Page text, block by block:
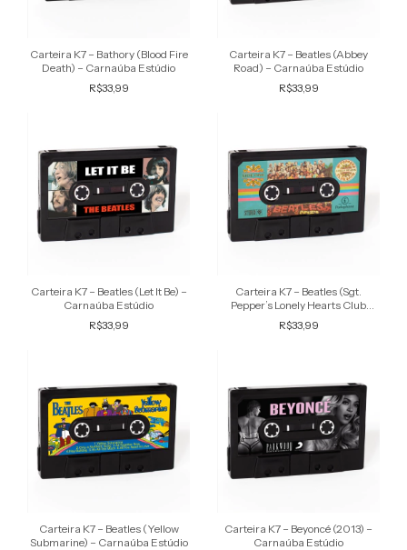
Carteira K7 – Bathory (Blood Fire
Death) – Carnaúba Estúdio
R$33,99
Carteira K7 – Beatles (Abbey
Road) – Carnaúba Estúdio
R$33,99
Carteira K7 – Beatles (Let It Be) –
Carnaúba Estúdio
R$33,99
Carteira K7 – Beatles (Sgt.
Pepper’s Lonely Hearts Club
Band) – Carnaúba Estúdio
R$33,99
Carteira K7 – Beatles (Yellow
Submarine) – Carnaúba Estúdio
Carteira K7 – Beyoncé (2013) –
Carnaúba Estúdio